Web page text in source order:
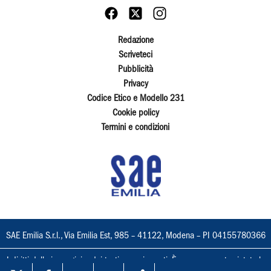
Redazione
Scriveteci
Pubblicità
Privacy
Codice Etico e Modello 231
Cookie policy
Termini e condizioni
SAE Emilia S.r.l., Via Emilia Est, 985 – 41122, Modena – PI 04155780366
I diritti delle immagini e dei testi sono riservati. È espressamente vietata la